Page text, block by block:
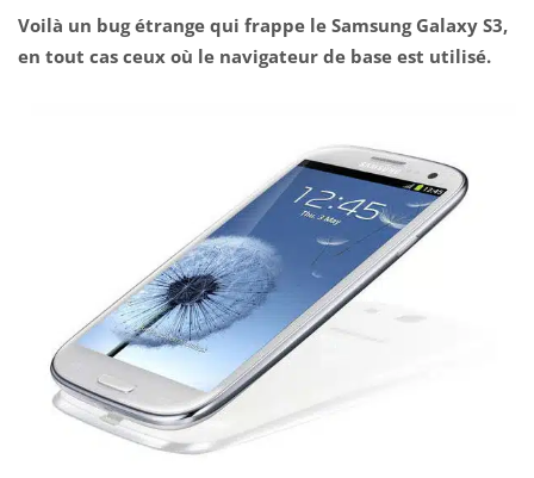
Voilà un bug étrange qui frappe le Samsung Galaxy S3,
en tout cas ceux où le navigateur de base est utilisé.